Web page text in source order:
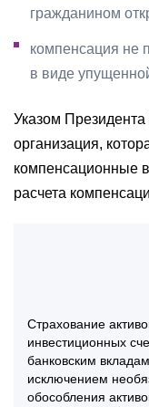
гражданином
компенсация не
в виде
Указом
организация,
компенсационные
расчета
Страхование
инвестиционных
банковским
исключением
обособления